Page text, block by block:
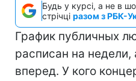
Будь у курсі, а не в
стрічці разом з РБК-
График публичных
расписан на
вперед. У кого